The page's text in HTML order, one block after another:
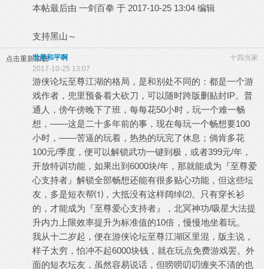
本帖最后由 一剑百拳 于 2017-10-25 13:04 编辑
支持黑山～
点击重新加载 十四当家
世界和平啊
2017-10-25 13:07
游侠论坛至尊江湖的格局，是和别处不同的：都是一个游
戏作者，兜里预备着大砍刀，可以随时跨版删贴封IP。普
通人，傍午傍晚下了班，每每花50小时，玩一个难一畅
想，——这是二十多年前的事，现在每玩一个畅想要100
小时，——苦逼的玩着，热热的玩完了休息；倘肯多花
100元/季度，便可以解锁武功一键到极，或者399元/年，
开放特训功能，如果出到6000块/年，那就能成为『至尊爱
心支持者』解锁全部畅想还能有很多贴心功能，但这些坛
友，多是短衣帮⑴，大抵没有这样阔绰⑵。只有穿长衫
的，才能成为『至尊爱心支持者』，北冥神功/吸星大法提
升内力上限效率提升为标准值的10倍，慢慢地坐着玩。
我从十二岁起，便在游侠论坛至尊江湖区里混，版主说，
样子太穷，怕冲不起6000块钱，就在玩点免费游戏罢。外
面的短衣坛友，虽然容易说话，但唠唠叨叨缠夹不清的也